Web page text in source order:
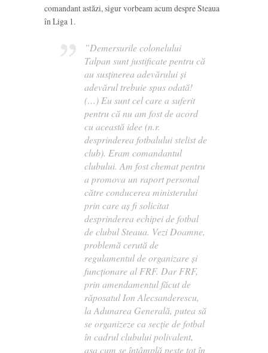
comandant astăzi, sigur vorbeam acum despre Steaua
în Liga 1.
”Demersurile colonelului
Talpan sunt justificate pentru că
au susținerea adevărului și
adevărul trebuie spus odată!
(…) Eu sunt cel care a suferit
pentru că nu am fost de acord
cu această idee (n.r.
desprinderea fotbalului stelist de
club). Eram comandantul
clubului. Am fost chemat pentru
a promova un raport personal
către conducerea ministerului
prin care aș fi solicitat
desprinderea echipei de fotbal
de clubul Steaua. Vezi Doamne,
problemă cerută de
regulamentul de organizare și
funcționare al FRF. Dar FRF,
prin amendamentul făcut de
răposatul Ion Alecsanderescu,
la Adunarea Generală, putea să
se organizeze ca secție de fotbal
în cadrul clubului polivalent,
așa cum se întâmplă peste tot în